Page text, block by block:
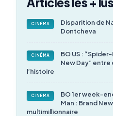
CINÉMA
Disparition de
Dontcheva
CINÉMA
BO US :
New Day” entre
l’histoire
CINÉMA
BO 1er week-
Man : Brand
multimillionnaire